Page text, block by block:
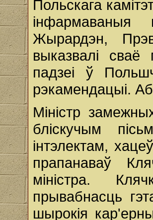
Польскага
інфармаваныя
Жырардэн,
выказвалі сваё
падзеі ў
рэкамендацыі.
Міністр
бліскучым
інтэлектам,
прапанаваў
міністра.
прывабнасць
шырокія